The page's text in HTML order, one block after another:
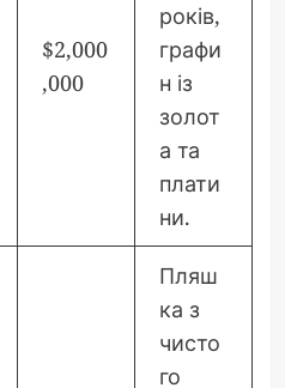
$2,000
,000
років,
графи
н із
золот
а та
плати
ни.
Пляш
ка з
чисто
го